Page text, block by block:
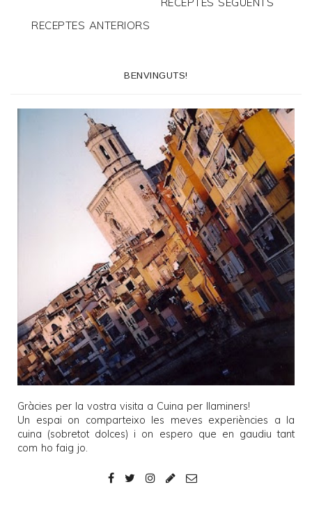
RECEPTES ANTERIORS
BENVINGUTS!
Gràcies per la vostra visita a Cuina per llaminers!
Un espai on comparteixo les meves experiències a la
cuina (sobretot dolces) i on espero que en gaudiu tant
com ho faig jo.